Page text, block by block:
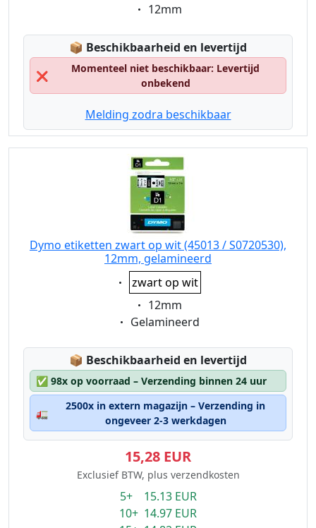
Eigenschaft:
12mm
📦 Lagerstatus:
Beschikbaarheid en levertijd
❌
Momenteel niet beschikbaar: Levertijd
onbekend
Melding zodra beschikbaar
Dymo etiketten zwart op wit (45013 / S0720530),
12mm, gelamineerd
Eigenschaft:
zwart op wit
Eigenschaft:
12mm
Eigenschaft:
Gelamineerd
📦 Lagerstatus:
Beschikbaarheid en levertijd
✅ 98x op voorraad – Verzending binnen 24 uur
🚛
2500x in extern magazijn – Verzending in
ongeveer 2-3 werkdagen
15,28 EUR
Exclusief BTW, plus verzendkosten
5+ 15.13 EUR
10+ 14.97 EUR